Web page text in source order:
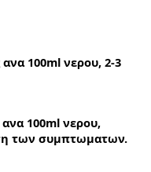
100ml νερου, 2-3
100ml νερου,
των συμπτωματων.